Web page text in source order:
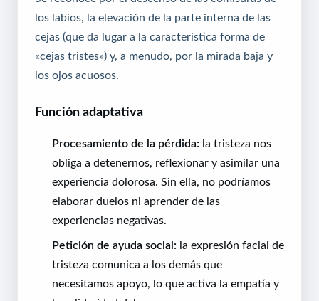
los labios, la elevación de la parte interna de las
cejas (que da lugar a la característica forma de
«cejas tristes») y, a menudo, por la mirada baja y
los ojos acuosos.
Función adaptativa
Procesamiento de la pérdida: la tristeza nos
obliga a detenernos, reflexionar y asimilar una
experiencia dolorosa. Sin ella, no podríamos
elaborar duelos ni aprender de las
experiencias negativas.
Petición de ayuda social: la expresión facial de
tristeza comunica a los demás que
necesitamos apoyo, lo que activa la empatía y